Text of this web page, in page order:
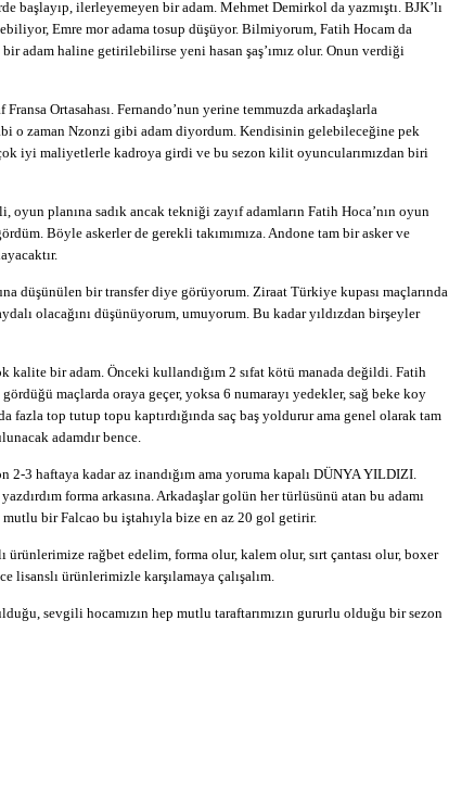
başlayıp, ilerleyemeyen bir adam. Mehmet Demirkol da yazmıştı. BJK’lı
Emre mor adama tosup düşüyor. Bilmiyorum, Fatih Hocam da
bir adam haline getirilebilirse yeni hasan şaş’ımız olur. Onun verdiği
Ortasahası. Fernando’nun yerine temmuzda arkadaşlarla
o zaman Nzonzi gibi adam diyordum. Kendisinin gelebileceğine pek
iyi maliyetlerle kadroya girdi ve bu sezon kilit oyuncularımızdan biri
planına sadık ancak tekniği zayıf adamların Fatih Hoca’nın oyun
Böyle askerler de gerekli takımımıza. Andone tam bir asker ve
düşünülen bir transfer diye görüyorum. Ziraat Türkiye kupası maçlarında
olacağını düşünüyorum, umuyorum. Bu kadar yıldızdan birşeyler
kalite bir adam. Önceki kullandığım 2 sıfat kötü manada değildi. Fatih
gördüğü maçlarda oraya geçer, yoksa 6 numarayı yedekler, sağ beke koy
fazla top tutup topu kaptırdığında saç baş yoldurur ama genel olarak tam
adamdır bence.
3 haftaya kadar az inandığım ama yoruma kapalı DÜNYA YILDIZI.
forma arkasına. Arkadaşlar golün her türlüsünü atan bu adamı
mutlu bir Falcao bu iştahıyla bize en az 20 gol getirir.
rağbet edelim, forma olur, kalem olur, sırt çantası olur, boxer
lisanslı ürünlerimizle karşılamaya çalışalım.
sevgili hocamızın hep mutlu taraftarımızın gururlu olduğu bir sezon